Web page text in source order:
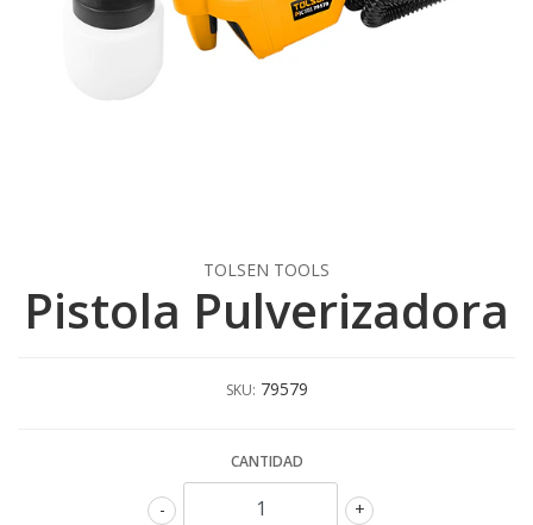
TOLSEN TOOLS
Pistola Pulverizadora
SKU: 79579
CANTIDAD
+
-